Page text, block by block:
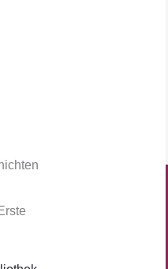
zukunft.de. Made with ♡